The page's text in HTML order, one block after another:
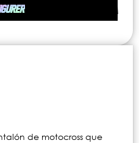
de motocross que